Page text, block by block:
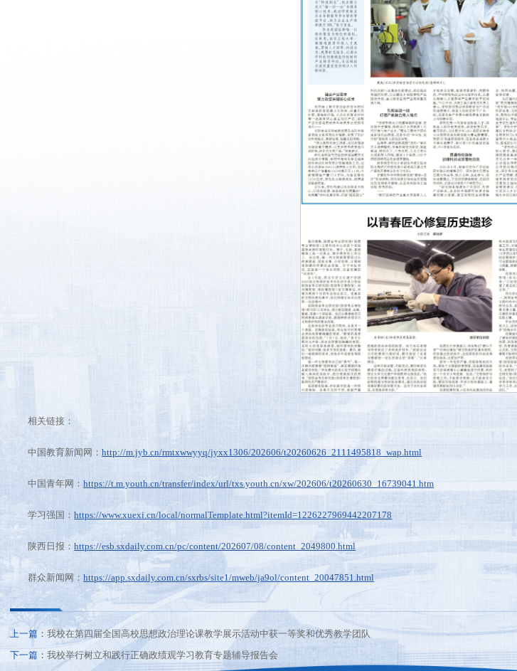
相关链接：
中国教育新闻网：http://m.jyb.cn/rmtxwwyyq/jyxx1306/202606/t20260626_2111495818_wap.html
中国青年网：https://t.m.youth.cn/transfer/index/url/txs.youth.cn/xw/202606/t20260630_16739041.htm
学习强国：https://www.xuexi.cn/local/normalTemplate.html?itemId=1226227969442207178
陕西日报：https://esb.sxdaily.com.cn/pc/content/202607/08/content_2049800.html
群众新闻网：https://app.sxdaily.com.cn/sxrbs/site1/mweb/ja9ol/content_20047851.html
上一篇： 我校在第四届全国高校思想政治理论课教学展示活动中获一等奖和优秀教学团队
下一篇： 我校举行树立和践行正确政绩观学习教育专题辅导报告会